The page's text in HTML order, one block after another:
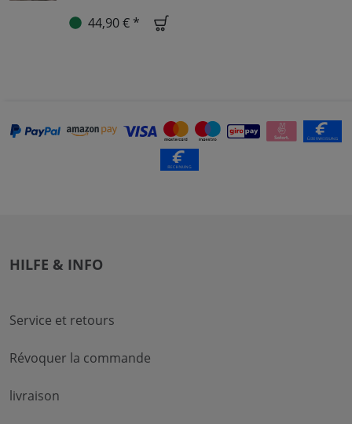
44,90 € *
HILFE & INFO
Service et retours
Révoquer la commande
livraison